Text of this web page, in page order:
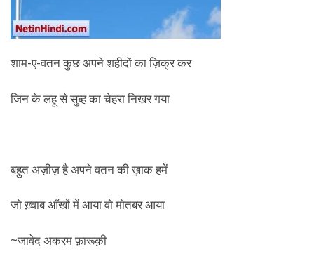
शाम-ए-वतन कुछ अपने शहीदों का ज़िक्र कर
जिन के लहू से सुब्ह का चेहरा निखर गया
बहुत अज़ीज़ है अपने वतन की ख़ाक हमें
जो ख़्वाब आँखों में आया वो मोतबर आया
~जावेद अकरम फ़ारूक़ी